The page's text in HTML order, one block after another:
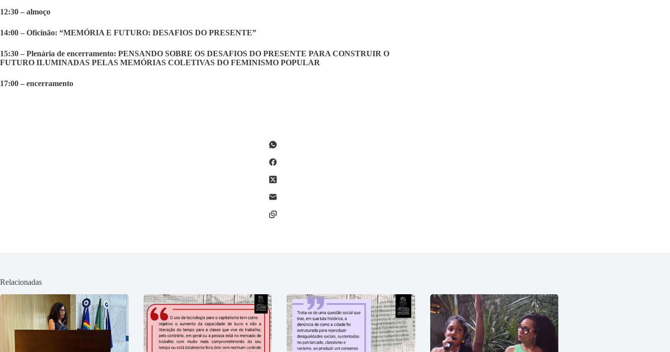
12:30 – almoço
14:00 – Oficinão: “MEMÓRIA E FUTURO: DESAFIOS DO PRESENTE”
15:30 – Plenária de encerramento: PENSANDO SOBRE OS DESAFIOS DO PRESENTE PARA CONSTRUIR O
FUTURO ILUMINADAS PELAS MEMÓRIAS COLETIVAS DO FEMINISMO POPULAR
17:00 – encerramento
Relacionadas